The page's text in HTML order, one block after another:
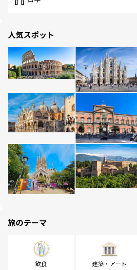
人気スポット
旅のテーマ
飲食 建築・アート